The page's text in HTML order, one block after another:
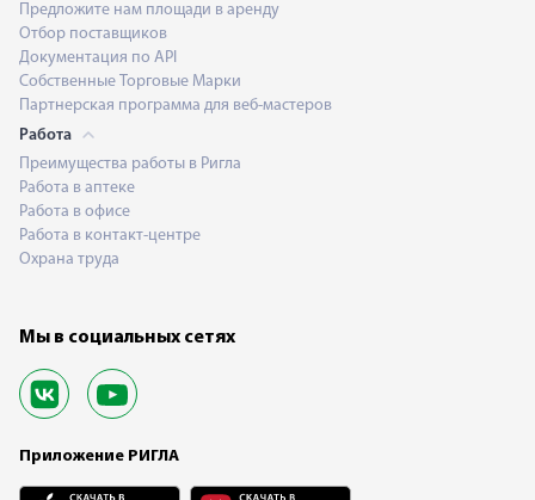
Предложите нам площади в аренду
Отбор поставщиков
Документация по API
Собственные Торговые Марки
Партнерская программа для веб-мастеров
Работа
Преимущества работы в Ригла
Работа в аптеке
Работа в офисе
Работа в контакт-центре
Охрана труда
Мы в социальных сетях
Приложение РИГЛА